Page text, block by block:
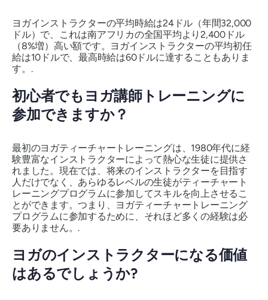
ヨガインストラクターの平均時給は24ドル（年間32,000
ドル）で、これは南アフリカの全国平均より2,400ドル
（8%増）高い額です。ヨガインストラクターの平均初任
給は10ドルで、最高時給は60ドルに達することもありま
す。.
初心者でもヨガ講師トレーニングに
参加できますか？
最初のヨガティーチャートレーニングは、1980年代に経
験豊富なインストラクターによって熱心な生徒に提供さ
れました。現在では、将来のインストラクターを目指す
人だけでなく、あらゆるレベルの生徒がティーチャート
レーニングプログラムに参加してスキルを向上させるこ
とができます。つまり、ヨガティーチャートレーニング
プログラムに参加するために、それほど多くの経験は必
要ありません。.
ヨガのインストラクターになる価値
はあるでしょうか?